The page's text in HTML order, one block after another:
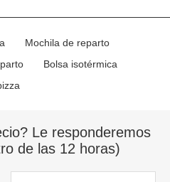
Mochila de reparto
Bolsa isotérmica
Le responderemos
de las 12 horas)